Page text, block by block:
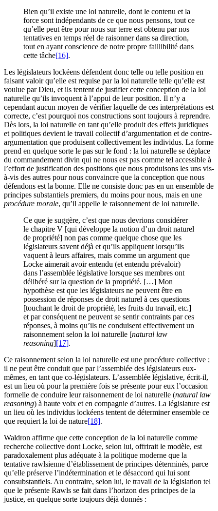
Bien qu’il existe une loi naturelle, dont le contenu et la
force sont indépendants de ce que nous pensons, tout ce
qu’elle peut être pour nous sur terre est obtenu par nos
tentatives en temps réel de raisonner dans sa direction,
tout en ayant conscience de notre propre faillibilité dans
cette tâche[16].
Les législateurs lockéens défendent donc telle ou telle position en
faisant valoir qu’elle est requise par la loi naturelle telle qu’elle est
voulue par Dieu, et ils tentent de justifier cette conception de la loi
naturelle qu’ils invoquent à l’appui de leur position. Il n’y a
cependant aucun moyen de vérifier laquelle de ces interprétations est
correcte, c’est pourquoi nos constructions sont toujours à reprendre.
Dès lors, la loi naturelle en tant qu’elle produit des effets juridiques
et politiques devient le travail collectif d’argumentation et de contre-
argumentation que produisent collectivement les individus. La forme
prend en quelque sorte le pas sur le fond : la loi naturelle se déplace
du commandement divin qui ne nous est pas comme tel accessible à
l’effort de justification des positions que nous produisons les uns vis-
à-vis des autres pour nous convaincre que la conception que nous
défendons est la bonne. Elle ne consiste donc pas en un ensemble de
principes substantiels premiers, du moins pour nous, mais en une
procédure morale, qu’il appelle le raisonnement de loi naturelle.
Ce que je suggère, c’est que nous devrions considérer
le chapitre V [qui développe la notion d’un droit naturel
de propriété] non pas comme quelque chose que les
législateurs savent déjà et qu’ils appliquent lorsqu’ils
vaquent à leurs affaires, mais comme un argument que
Locke aimerait avoir entendu (et entendu prévaloir)
dans l’assemblée législative lorsque ses membres ont
délibéré sur la question de la propriété. […] Mon
hypothèse est que les législateurs ne peuvent être en
possession de réponses de droit naturel à ces questions
[touchant le droit de propriété, les fruits du travail, etc.]
et par conséquent ne peuvent se sentir contraints par ces
réponses, à moins qu’ils ne conduisent effectivement un
raisonnement selon la loi naturelle [natural law
reasoning] [17].
Ce raisonnement selon la loi naturelle est une procédure collective ;
il ne peut être conduit que par l’assemblée des législateurs eux-
mêmes, en tant que co-législateurs. L’assemblée législative, écrit-il,
est un lieu où pour la première fois se présente pour eux l’occasion
formelle de conduire leur raisonnement de loi naturelle (natural law
reasoning) à haute voix et en compagnie d’autres. La législature est
un lieu où les individus lockéens tentent de déterminer ensemble ce
que requiert la loi de nature[18].
Waldron affirme que cette conception de la loi naturelle comme
recherche collective dont Locke, selon lui, offrirait le modèle, est
paradoxalement plus adéquate à la politique moderne que la
tentative rawlsienne d’établissement de principes déterminés, parce
qu’elle préserve l’indétermination et le désaccord qui lui sont
consubstantiels. Au contraire, selon lui, le travail de la législation tel
que le présente Rawls se fait dans l’horizon des principes de la
justice, en quelque sorte toujours déjà donnés :